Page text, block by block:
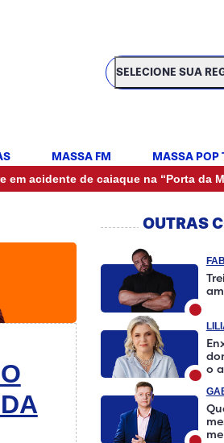
SELECIONE SUA
SELECIONE SUA
MASSA FM MASSA POP
de caiaque na “Porta da Morte” •
OUTRAS
o